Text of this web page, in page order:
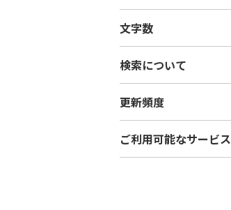
文字数
検索について
更新頻度
ご利用可能なサービス